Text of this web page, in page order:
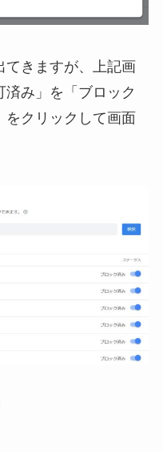
てきますが、上記画
み」を「ブロック
をクリックして画面